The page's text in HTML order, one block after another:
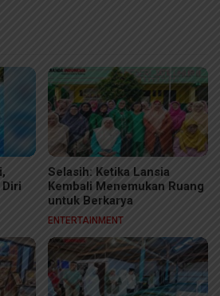
Selasih: Ketika Lansia
Kembali Menemukan Ruang
untuk Berkarya
ENTERTAINMENT